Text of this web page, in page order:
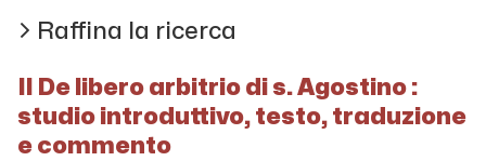
Raffina la ricerca
Il De libero arbitrio di s. Agostino :
studio introduttivo, testo, traduzione
e commento